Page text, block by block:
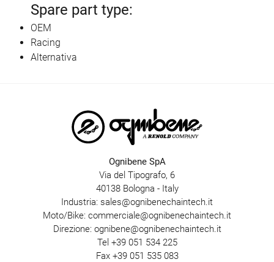
Spare part type:
OEM
Racing
Alternativa
Ognibene SpA
Via del Tipografo, 6
40138 Bologna - Italy
Industria: sales@ognibenechaintech.it
Moto/Bike: commerciale@ognibenechaintech.it
Direzione: ognibene@ognibenechaintech.it
Tel +39 051 534 225
Fax +39 051 535 083